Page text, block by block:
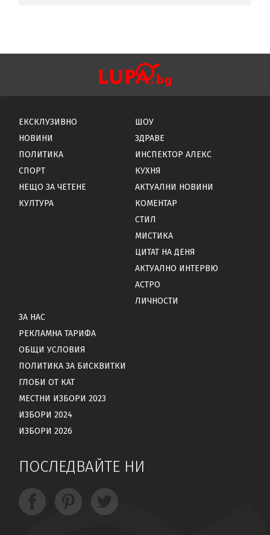
ЕКСКЛУЗИВНО
НОВИНИ
ПОЛИТИКА
СПОРТ
НЕЩО ЗА ЧЕТЕНЕ
КУЛТУРА
ШОУ
ЗДРАВЕ
ИНСПЕКТОР АЛЕКС
КУХНЯ
АКТУАЛНИ НОВИНИ
КОМЕНТАР
СТИЛ
МИСТИКА
ЦИТАТ НА ДЕНЯ
АКТУАЛНО ИНТЕРВЮ
АСТРО
ЛИЧНОСТИ
ЗА НАС
РЕКЛАМНА ТАРИФА
ОБЩИ УСЛОВИЯ
ПОЛИТИКА ЗА БИСКВИТКИ
ГЛОБИ ОТ КАТ
МЕСТНИ ИЗБОРИ 2023
ИЗБОРИ 2024
ИЗБОРИ 2026
ПОСЛЕДВАЙТЕ НИ